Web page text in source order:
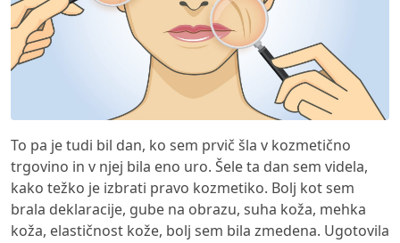
To pa je tudi bil dan, ko sem prvič šla v kozmetično
trgovino in v njej bila eno uro. Šele ta dan sem videla,
kako težko je izbrati pravo kozmetiko. Bolj kot sem
brala deklaracije, gube na obrazu, suha koža, mehka
koža, elastičnost kože, bolj sem bila zmedena. Ugotovila